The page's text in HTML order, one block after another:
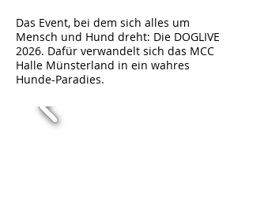
Das Event, bei dem sich alles um
Mensch und Hund dreht: Die DOGLIVE
2026. Dafür verwandelt sich das MCC
Halle Münsterland in ein wahres
Hunde-Paradies.